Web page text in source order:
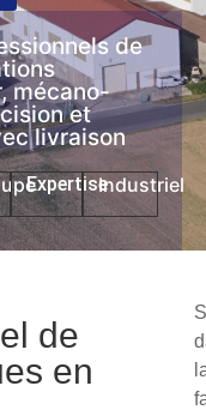
de
mécano-
et
livraison
ExpertiseIndustriel
de
en